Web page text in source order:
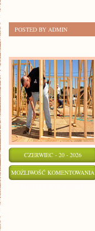
POSTED BY ADMIN
CZERWIEC - 20 - 2026
MOŻLIWOŚĆ KOMENTOWANIA